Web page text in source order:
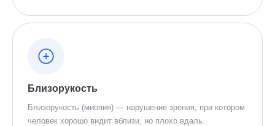
Близорукость
Близорукость (миопия) — нарушение зрения, при котором
человек хорошо видит вблизи, но плохо вдаль.